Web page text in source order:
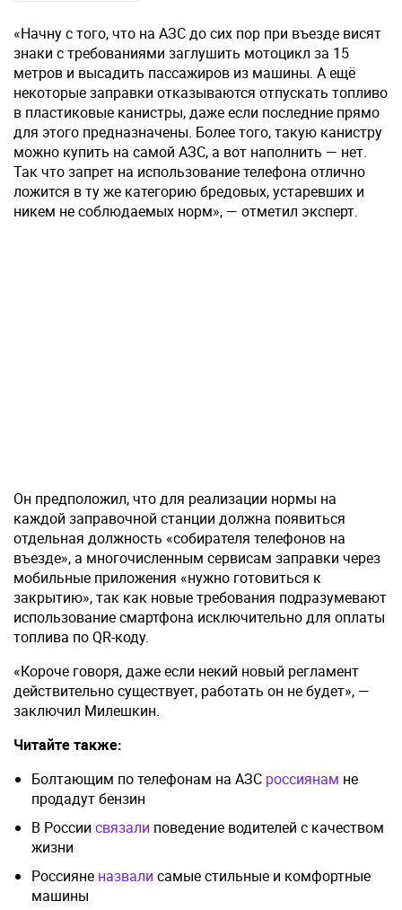
«Начну с того, что на АЗС до сих пор при въезде висят
знаки с требованиями заглушить мотоцикл за 15
метров и высадить пассажиров из машины. А ещё
некоторые заправки отказываются отпускать топливо
в пластиковые канистры, даже если последние прямо
для этого предназначены. Более того, такую канистру
можно купить на самой АЗС, а вот наполнить — нет.
Так что запрет на использование телефона отлично
ложится в ту же категорию бредовых, устаревших и
никем не соблюдаемых норм», — отметил эксперт.
Он предположил, что для реализации нормы на
каждой заправочной станции должна появиться
отдельная должность «собирателя телефонов на
въезде», а многочисленным сервисам заправки через
мобильные приложения «нужно готовиться к
закрытию», так как новые требования подразумевают
использование смартфона исключительно для оплаты
топлива по QR-коду.
«Короче говоря, даже если некий новый регламент
действительно существует, работать он не будет», —
заключил Милешкин.
Читайте также:
Болтающим по телефонам на АЗС россиянам не
продадут бензин
В России связали поведение водителей с качеством
жизни
Россияне назвали самые стильные и комфортные
машины